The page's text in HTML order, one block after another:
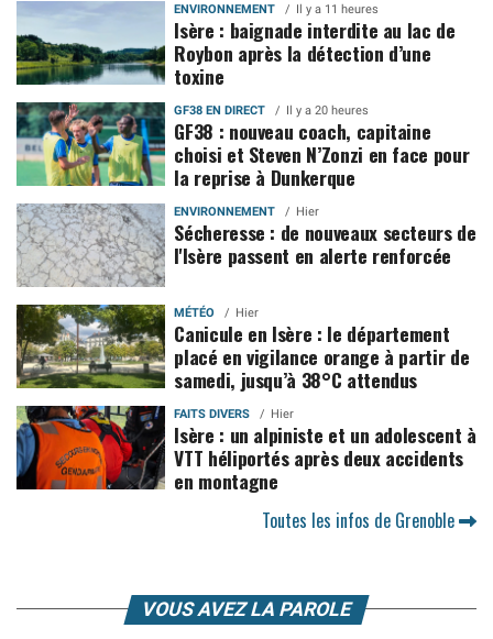
ENVIRONNEMENT Il y a 11 heures
Isère : baignade interdite au lac de
Roybon après la détection d’une
toxine
GF38 EN DIRECT Il y a 20 heures
GF38 : nouveau coach, capitaine
choisi et Steven N’Zonzi en face pour
la reprise à Dunkerque
ENVIRONNEMENT Hier
Sécheresse : de nouveaux secteurs de
l'Isère passent en alerte renforcée
MÉTÉO Hier
Canicule en Isère : le département
placé en vigilance orange à partir de
samedi, jusqu’à 38°C attendus
FAITS DIVERS Hier
Isère : un alpiniste et un adolescent à
VTT héliportés après deux accidents
en montagne
Toutes les infos de Grenoble
VOUS AVEZ LA PAROLE